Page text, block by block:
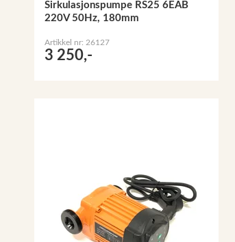
Sirkulasjonspumpe RS25 6EAB
220V 50Hz, 180mm
Artikkel nr: 26127
3 250,-